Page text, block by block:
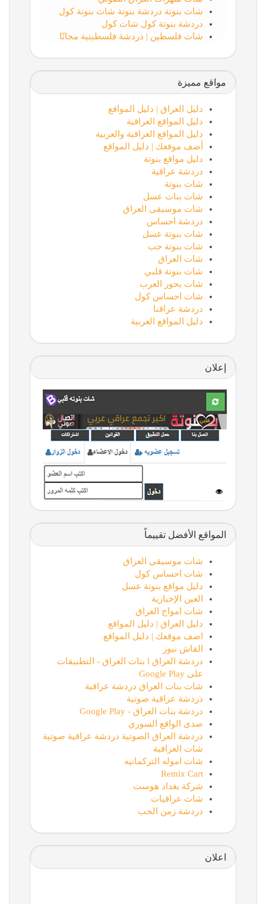
شات بنوتة دردشة بنوتة شات بنوتة كول
دردشة بنوتة كول شات كول
شات فلسطين | دردشة فلسطينية مجانًا
مواقع مميزة
دليل العراق | دليل المواقع
دليل المواقع العراقية
دليل المواقع العراقية والعربية
أضف موقعك | دليل المواقع
دليل مواقع بنوتة
دردشة عراقية
شات بنوتة
شات بنات عسل
شات موسيقى العراق
دردشة احساس
شات بنوتة عسل
شات بنوتة حب
شات العراق
شات بنوتة قلبي
شات بحور العرب
شات احساس كول
دردشة عراقنا
دليل المواقع العربية
إعلان
المواقع الأفضل تقييماً
شات موسيقى العراق
شات احساس كول
دليل مواقع بنوتة عسل
العين الإخبارية
شات امواج العراق
دليل العراق | دليل المواقع
اضف موقعك | دليل المواقع
القاش نيوز
دردشة العراق l بنات العراق - التطبيقات
على Google Play
شات بنات العراق دردشة عراقية
دردشة عراقية صوتية
دردشة بنات العراق - Google Play
صدى الواقع السوري
دردشة العراق الصوتية دردشة عراقية صوتية
شات العراقية
شات اموله التركمانيه
Remix Cart
شركة بغداد هوست
شات عراقيات
دردشة زمن الحب
اعلان